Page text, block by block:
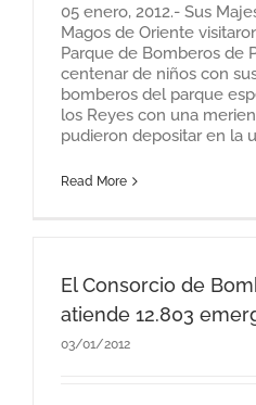
05 enero, 2012.- Sus
Magos de Oriente
Parque de Bomberos de
centenar de niños con
bomberos del parque
los Reyes con una
pudieron depositar en la
Read More
El Consorcio de
atiende 12.803
03/01/2012